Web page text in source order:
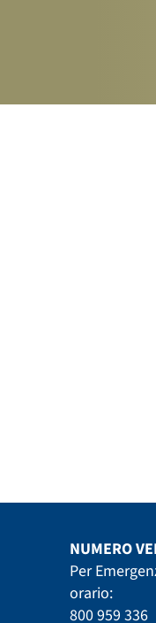
NUMERO
Per
orario:
800 959 336